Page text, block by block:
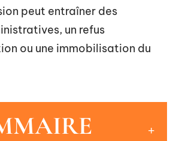
peut entraîner des
un refus
ou une immobilisation du